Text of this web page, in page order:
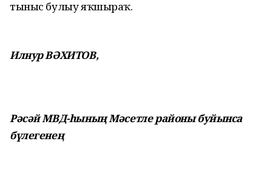
тыныс булыу яҡшыраҡ.
Илнур ВӘХИТОВ,
Рәсәй МВД-һының Мәсетле районы буйынса
бүлегенең